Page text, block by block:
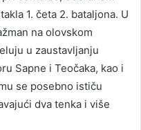
1. četa 2. bataljona. U
na olovskom
u zaustavljanju
Sapne i Teočaka, kao i
se posebno ističu
dva tenka i više